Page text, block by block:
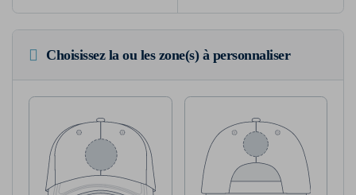
Choisissez la ou les zone(s) à personnaliser